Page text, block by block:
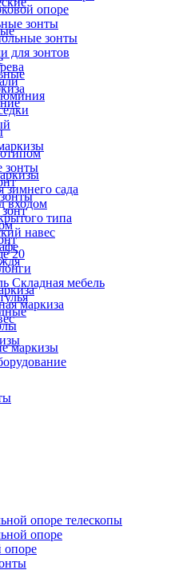
опоре
зонты
зонты
для зонтов
зонты
20
Складная мебель
зимнего сада
входом
типа
навес
маркиза
маркизы
опоре телескопы
опоре
опоре